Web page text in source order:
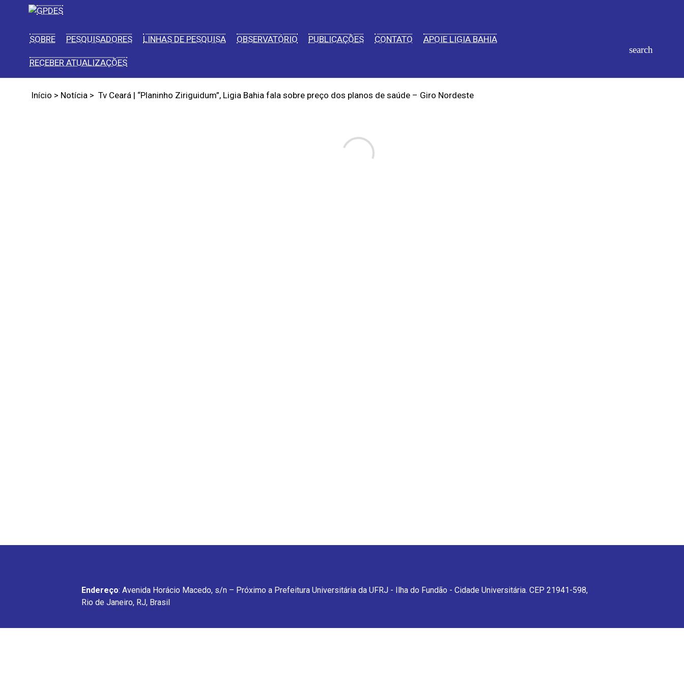
SOBRE PESQUISADORES LINHAS DE PESQUISA OBSERVATÓRIO PUBLICAÇÕES CONTATO APOIE LIGIA BAHIA
RECEBER ATUALIZAÇÕES
Início > Notícia > Tv Ceará | “Planinho Ziriguidum”, Ligia Bahia fala sobre preço dos planos de saúde – Giro Nordeste
Endereço: Avenida Horácio Macedo, s/n – Próximo a Prefeitura Universitária da UFRJ - Ilha do Fundão - Cidade Universitária. CEP 21941-598,
Rio de Janeiro, RJ, Brasil